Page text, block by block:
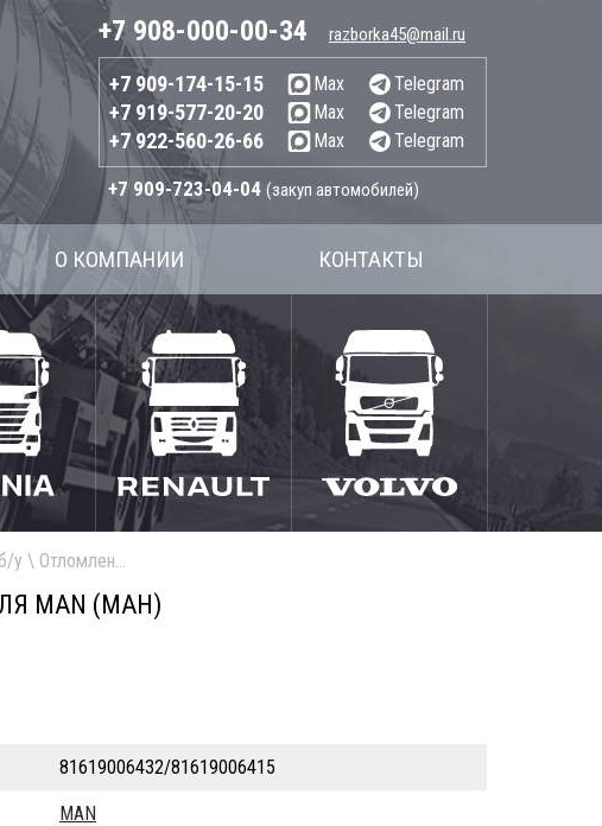
+7 908-000-00-34 razborka45@mail.ru
+7 909-174-15-15 Max Telegram
+7 919-577-20-20 Max Telegram
+7 922-560-26-66 Max Telegram
+7 909-723-04-04 (закуп автомобилей)
О КОМПАНИИ КОНТАКТЫ
у \ Отломлен кронштейн.
MAN (МАН)
81619006432/81619006415
MAN